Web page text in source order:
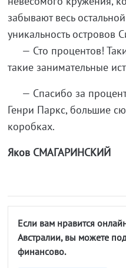
забывают весь
уникальность островов
— Сто процентов!
такие занимательные
— Спасибо за
Генри Паркс, большие
коробках.
Яков СМАГАРИНСКИЙ
Если вам нравится
Австралии, вы можете
финансово.